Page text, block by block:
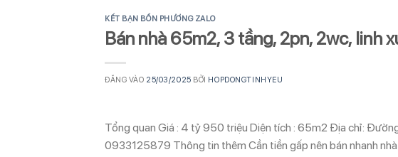
KẾT BẠN BỐN PHƯƠNG ZALO
Bán nhà 65m2, 3 tầng, 2pn, 2wc, linh
ĐĂNG VÀO 25/03/2025 BỞI HOPDONGTINHYEU
Tổng quan Giá : 4 tỷ 950 triệu Diện tích : 65m2 Địa chỉ:
0933125879 Thông tin thêm Cần tiền gấp nên bán nhanh